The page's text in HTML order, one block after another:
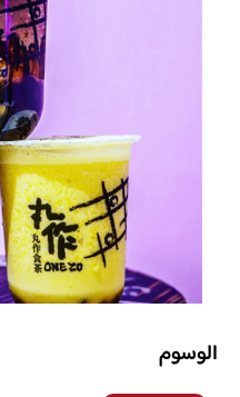
الوسوم